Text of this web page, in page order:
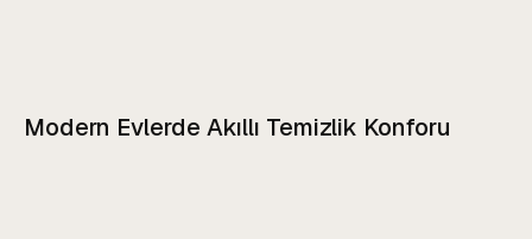
Modern Evlerde Akıllı Temizlik Konforu